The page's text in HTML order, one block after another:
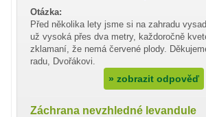
Otázka:
Před několika lety jsme si na zahradu
už vysoká přes dva metry, každoročně
zklamaní, že nemá červené plody.
radu, Dvořákovi.
» zobrazit odpověď
Záchrana nevzhledné levandule